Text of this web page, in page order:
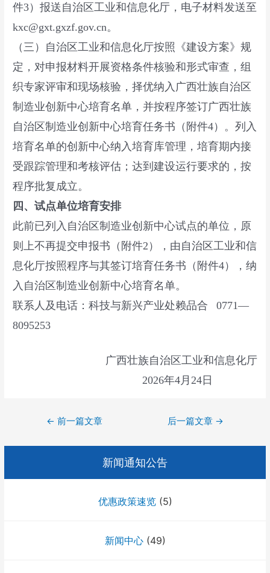
新闻通知公告
优惠政策速览(5)
新闻中心(49)
件3）报送自治区工业和信息化厅，电子材料发送至
kxc@gxt.gxzf.gov.cn。
（三）自治区工业和信息化厅按照《建设方案》规
定，对申报材料开展资格条件核验和形式审查，组
织专家评审和现场核验，择优纳入广西壮族自治区
制造业创新中心培育名单，并按程序签订广西壮族
自治区制造业创新中心培育任务书（附件4）。列入
培育名单的创新中心纳入培育库管理，培育期内接
受跟踪管理和考核评估；达到建设运行要求的，按
程序批复成立。
四、试点单位培育安排
此前已列入自治区制造业创新中心试点的单位，原
则上不再提交申报书（附件2），由自治区工业和信
息化厅按照程序与其签订培育任务书（附件4），纳
入自治区制造业创新中心培育名单。
联系人及电话：科技与新兴产业处赖品合 0771—
8095253
广西壮族自治区工业和信息化厅
2026年4月24日
导
← 前一篇文章 后一篇文章 →